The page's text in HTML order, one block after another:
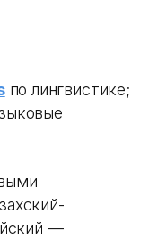
по лингвистике;
—